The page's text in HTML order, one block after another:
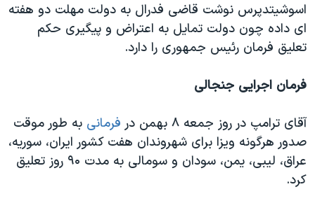
اسوشیتدپرس نوشت قاضی فدرال به دولت مهلت دو هفته
ای داده چون دولت تمایل به اعتراض و پیگیری حکم
تعلیق فرمان رئیس جمهوری را دارد.
فرمان اجرایی جنجالی
آقای ترامپ در روز جمعه ۸ بهمن در
فرمانی به طور موقت
صدور هرگونه ویزا برای شهروندان هفت کشور ایران، سوریه،
عراق، لیبی، یمن، سودان و سومالی به مدت ۹۰ روز تعلیق
کرد.